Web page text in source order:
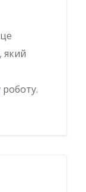
який
роботу.